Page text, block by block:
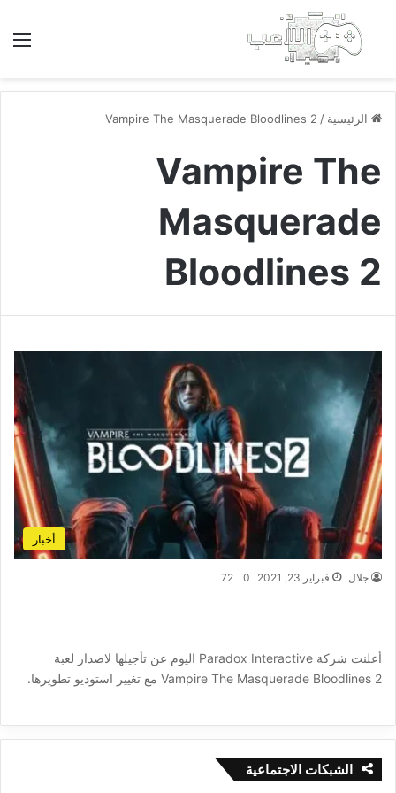
بحث عن
الرئيسية /
Vampire The Masquerade Bloodlines 2
Vampire The
Masquerade
Bloodlines 2
أخبار
جلال فبراير 23, 2021 0
أعلنت شركة Paradox Interactive اليوم عن تأجيلها لاصدار لعبة
Vampire The Masquerade Bloodlines 2 مع تغيير استوديو تطويرها.
الشبكات الاجتماعية